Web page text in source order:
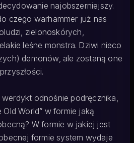
najobszerniejszy.
czego warhammer już nas
zielonoskórych,
leśne monstra. Dziwi nieco
demonów, ale zostaną one
odnośnie podręcznika,
World” w formie jaką
W formie w jakiej jest
formie system wydaje